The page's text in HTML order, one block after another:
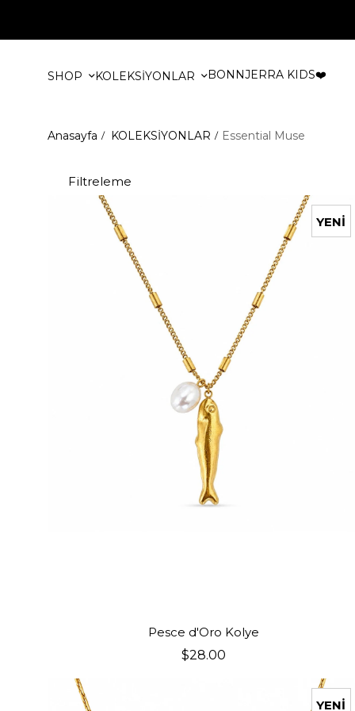
SHOP KOLEKSİYONLAR BONNJERRA KIDS❤️
Anasayfa KOLEKSİYONLAR Essential Muse
Filtreleme
SEPETE EKLE
Pesce d'Oro Kolye
$28.00
YENI
YENI